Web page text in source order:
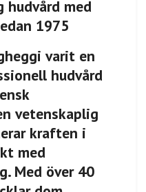
hudvård med
1975
varit en
hudvård
vetenskaplig
kraften i
med
Med över 40